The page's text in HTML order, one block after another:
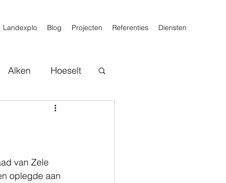
Landexplo Blog Projecten Referenties Diensten
Alken Hoeselt
van Zele
oplegde aan